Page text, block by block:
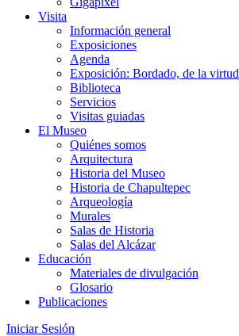
Visita
Información general
Exposiciones
Agenda
Exposición: Bordado, de la virtud
Biblioteca
Servicios
Visitas guiadas
El Museo
Quiénes somos
Arquitectura
Historia del Museo
Historia de Chapultepec
Arqueología
Murales
Salas de Historia
Salas del Alcázar
Educación
Materiales de divulgación
Glosario
Publicaciones
Iniciar Sesión